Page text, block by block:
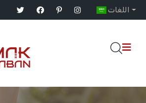
اللغات